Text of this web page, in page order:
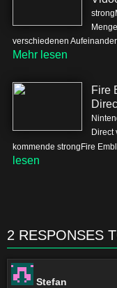
verschiedenen
Mehr lesen
Fire
Direct
kommende strongFire
lesen
2 RESPONSES
Stefan